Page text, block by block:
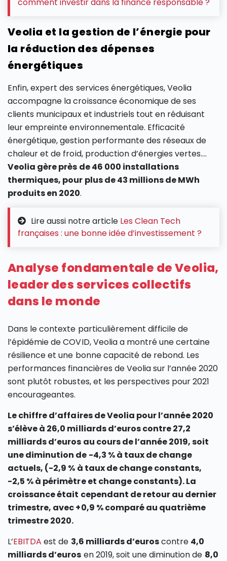
Veolia et la gestion de l’énergie pour
la réduction des dépenses
énergétiques
Enfin, expert des services énergétiques, Veolia
accompagne la croissance économique de ses
clients municipaux et industriels tout en réduisant
leur empreinte environnementale. Efficacité
énergétique, gestion performante des réseaux de
chaleur et de froid, production d’énergies vertes….
Veolia gèreprès de 46 000 installations
thermiques, pour plus de43 millions de MWh
produits en 2020.
Lire aussi notre article Les Clean Tech
françaises : une bonne idée d’investissement ?
Analyse fondamentale de Veolia,
leader des services collectifs
dans le monde
Dans le contexte particulièrement difficile de
l’épidémie de COVID, Veolia a montré une certaine
résilience et une bonne capacité de rebond. Les
performances financières de Veolia sur l’année 2020
sont plutôt robustes, et les perspectives pour 2021
encourageantes.
Le chiffre d’affaires de Veolia pour l’année 2020
s’élève à 26,0 milliards d’euros contre 27,2
milliards d’euros au cours de l’année 2019, soit
une diminution de -4,3 % à taux de change
actuels, (-2,9 % à taux de change constants,
-2,5 % à périmètre et change constants). La
croissance était cependant de retour au dernier
trimestre, avec +0,9 % comparé au quatrième
trimestre 2020.
L’EBITDAest de 3,6 milliards d’euroscontre 4,0
milliards d’euros en 2019, soit une diminution de 8,0